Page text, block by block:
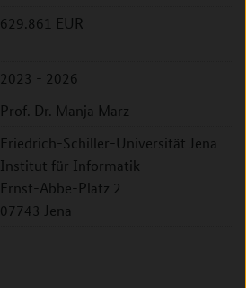
629.861 EUR
2023 - 2026
Prof. Dr. Manja Marz
Friedrich-Schiller-Universität Jena
Institut für Informatik
Ernst-Abbe-Platz 2
07743 Jena